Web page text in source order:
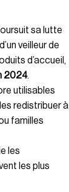
sa lutte
veilleur de
d’accueil,
2024.
utilisables
redistribuer à
familles
les
les plus